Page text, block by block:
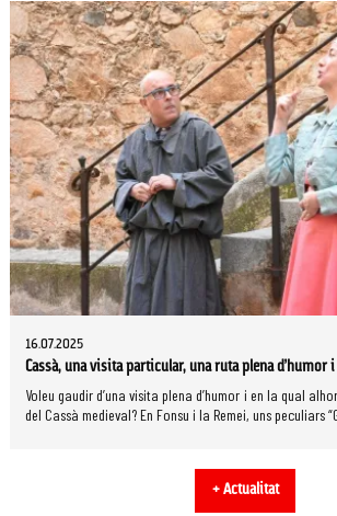
16.07.2025
Cassà, una visita particular, una ruta plena d’humor
Voleu gaudir d’una visita plena d’humor i en la qual
del Cassà medieval? En Fonsu i la Remei, uns peculiars
+ Actualitat